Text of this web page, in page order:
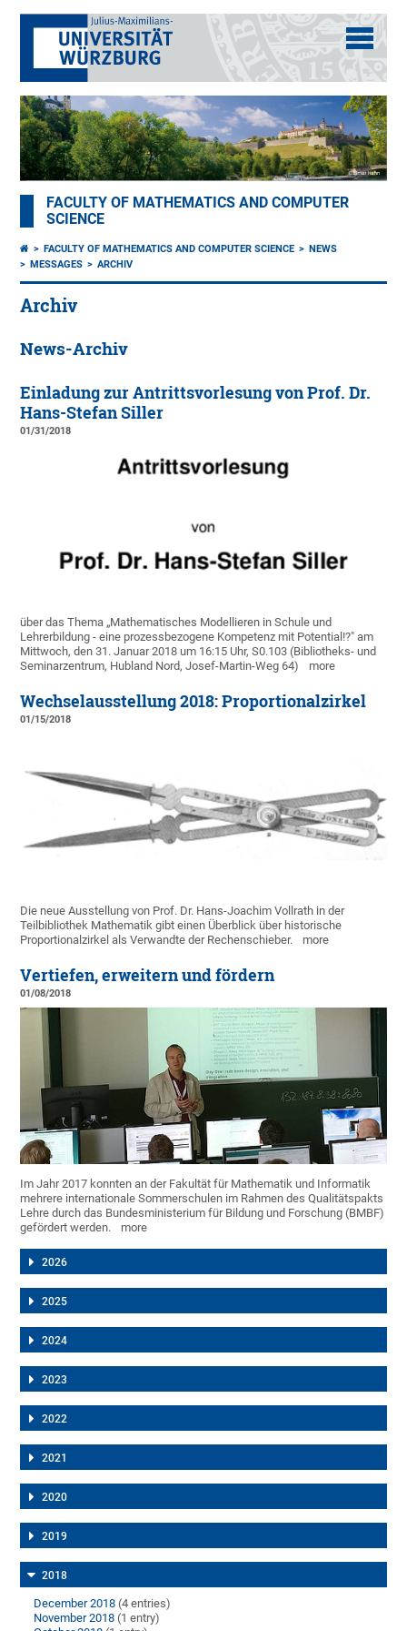
FACULTY OF MATHEMATICS AND COMPUTER
SCIENCE
FACULTY OF MATHEMATICS AND COMPUTER SCIENCE
NEWS
MESSAGES
ARCHIV
Archiv
News-Archiv
Einladung zur Antrittsvorlesung von Prof. Dr.
Hans-Stefan Siller
01/31/2018
über das Thema „Mathematisches Modellieren in Schule und
Lehrerbildung - eine prozessbezogene Kompetenz mit Potential!?" am
Mittwoch, den 31. Januar 2018 um 16:15 Uhr, S0.103 (Bibliotheks- und
Seminarzentrum, Hubland Nord, Josef-Martin-Weg 64)
more
Wechselausstellung 2018: Proportionalzirkel
01/15/2018
Die neue Ausstellung von Prof. Dr. Hans-Joachim Vollrath in der
Teilbibliothek Mathematik gibt einen Überblick über historische
Proportionalzirkel als Verwandte der Rechenschieber.
more
Vertiefen, erweitern und fördern
01/08/2018
Im Jahr 2017 konnten an der Fakultät für Mathematik und Informatik
mehrere internationale Sommerschulen im Rahmen des Qualitätspakts
Lehre durch das Bundesministerium für Bildung und Forschung (BMBF)
gefördert werden.
more
2026
2025
2024
2023
2022
2021
2020
2019
2018
December 2018 (4 entries)
November 2018 (1 entry)